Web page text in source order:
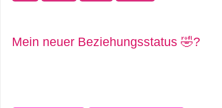
Mein neuer Beziehungsstatus 🤣?